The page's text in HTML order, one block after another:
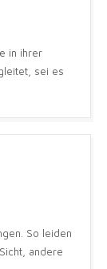
in ihrer
sei es
So leiden
andere